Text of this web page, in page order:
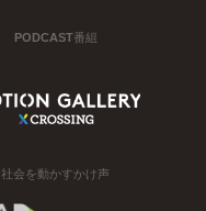
PODCAST番組
社会を動かすかけ声